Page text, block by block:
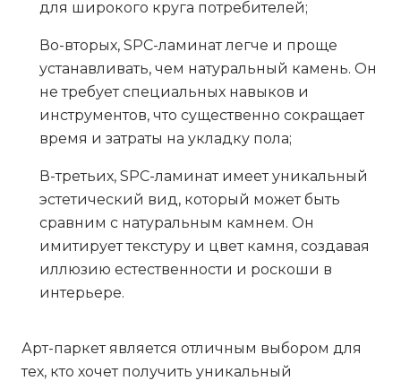
для широкого круга потребителей;
Во-вторых, SPC-ламинат легче и проще
устанавливать, чем натуральный камень. Он
не требует специальных навыков и
инструментов, что существенно сокращает
время и затраты на укладку пола;
В-третьих, SPC-ламинат имеет уникальный
эстетический вид, который может быть
сравним с натуральным камнем. Он
имитирует текстуру и цвет камня, создавая
иллюзию естественности и роскоши в
интерьере.
Арт-паркет является отличным выбором для
тех, кто хочет получить уникальный